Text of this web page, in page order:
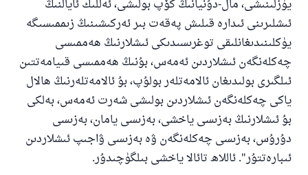
يۈزلىنىشى، مال-دۇنيانىڭ كۆپ بولىشى، ئەللىك ئايالنىڭ
ئىشلىرىنى ئىدارە قىلىش پەقەت بىر ئەركىشىنىڭ زىممىسىگە
يۈكلىنىدىغانلىقى توغرىسىدىكى ئىشلارنىڭ ھەممىسى
چەكلەنگەن ئىشلاردىن ئەمەس، بۇنىڭ ھەممىسى قىيامەتتىن
ئىلگىرى بولىدىغان ئالامەتلەر بولۇپ، بۇ ئالامەتلەرنىڭ ھالال
ياكى چەكلەنگەن ئىشلاردىن بولىشى شەرت ئەمەس، بەلكى
بۇ ئىشلارنىڭ بەزىسى ياخشى، بەزىسى يامان، بەزىسى
دۇرۇس، بەزىسى چەكلەنگەن ۋە بەزىسى ۋاجىپ ئىشلاردىن
ئىبارەتتۇر". ئاللاھ تائالا ياخشى بىلگۈچىدۇر.